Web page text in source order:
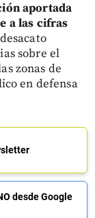
aportada
a las cifras
sobre el
zonas de
en defensa
desde Google